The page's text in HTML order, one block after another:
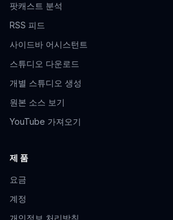
팟캐스트 분석
RSS 피드
사이드바 어시스턴트
스튜디오 다운로드
개별 스튜디오 생성
원본 소스 보기
YouTube 가져오기
제품
요금
계정